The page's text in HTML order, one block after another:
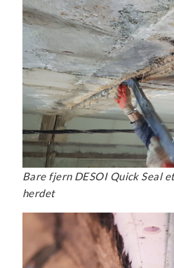
Bare fjern DESOI Quick Seal
herdet